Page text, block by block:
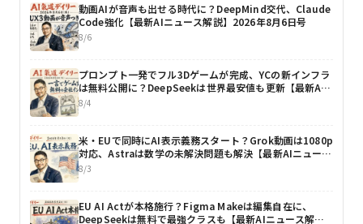
動画AIが音声も出せる時代に？DeepMind交代、Claude
Code強化【最新AIニュース解説】2026年8月6日号
8/6
プロンプト一発でフル3Dゲームが完成、YCの新インフラ
は無料公開に？DeepSeekは世界最安値も更新【最新AI
ニュース解説】2026年8月4日号
8/4
米・EUで同時にAI表示義務スタート？Grok動画は1080p
対応、Astraは数学の未解決問題も解決【最新AIニュース
解説】2026年8月3日号
8/3
EU AI Actが本格施行？Figma Makeは編集自在に、
DeepSeekは無料で最強クラスも【最新AIニュース解